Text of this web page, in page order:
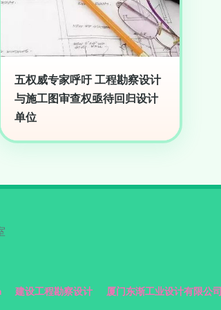
五权威专家呼吁 工程勘察设计
与施工图审查权亟待回归设计
单位
建设工程勘察设计 厦门东渐工业设计有限公司